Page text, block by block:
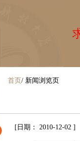
首页 / 新闻浏览页
[日期： 2010-12-02 ]